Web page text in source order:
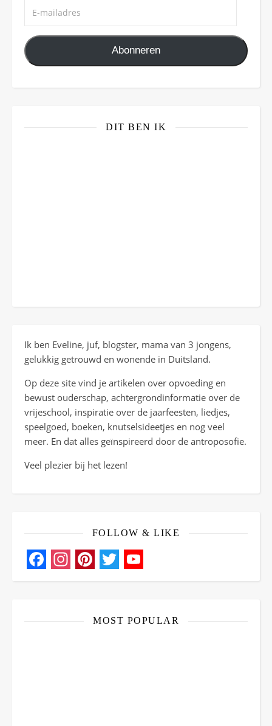
Abonneren
DIT BEN IK
Ik ben Eveline, juf, blogster, mama van 3 jongens,
gelukkig getrouwd en wonende in Duitsland.
Op deze site vind je artikelen over opvoeding en
bewust ouderschap, achtergrondinformatie over de
vrijeschool, inspiratie over de jaarfeesten, liedjes,
speelgoed, boeken, knutselsideetjes en nog veel
meer. En dat alles geïnspireerd door de antroposofie.
Veel plezier bij het lezen!
FOLLOW & LIKE
Facebook
Instagram
Pinterest
Twitter
YouTube
MOST POPULAR